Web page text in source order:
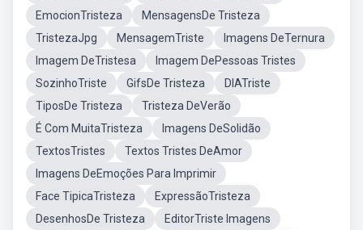
EmocionTristeza
MensagensDe Tristeza
TristezaJpg
MensagemTriste
Imagens DeTernura
Imagem DeTristesa
Imagem DePessoas Tristes
SozinhoTriste
GifsDe Tristeza
DIATriste
TiposDe Tristeza
Tristeza DeVerão
É Com MuitaTristeza
Imagens DeSolidão
TextosTristes
Textos Tristes DeAmor
Imagens DeEmoções Para Imprimir
Face TipicaTristeza
ExpressãoTristeza
DesenhosDe Tristeza
EditorTriste Imagens